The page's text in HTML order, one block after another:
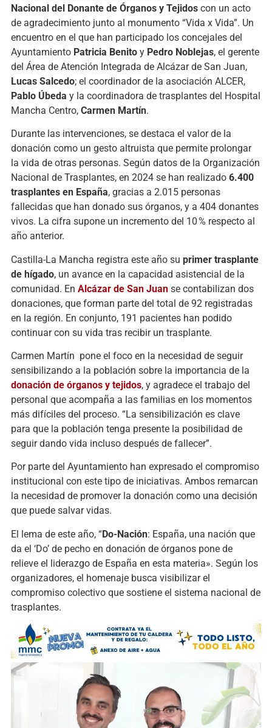
Nacional del Donante de Órganos y Tejidoscon un acto
de agradecimiento junto al monumento “Vida x Vida”. Un
encuentro en el que han participado los concejales del
Ayuntamiento Patricia Benitoy Pedro Noblejas, el gerente
del Área de Atención Integrada de Alcázar de San Juan,
Lucas Salcedo; el coordinador de la asociación ALCER,
Pablo Úbeda y la coordinadora de trasplantes del Hospital
Mancha Centro,Carmen Martín.
Durante las intervenciones, se destaca el valor de la
donación como un gesto altruista que permite prolongar
la vida de otras personas. Según datos de la Organización
Nacional de Trasplantes, en 2024 se han realizado 6.400
trasplantes en España, gracias a 2.015 personas
fallecidas que han donado sus órganos, y a 404 donantes
vivos. La cifra supone un incremento del 10 % respecto al
año anterior.
Castilla-La Mancha registra este año su primer trasplante
de hígado, un avance en la capacidad asistencial de la
comunidad. En Alcázar de San Juanse contabilizan dos
donaciones, que forman parte del total de 92 registradas
en la región. En conjunto, 191 pacientes han podido
continuar con su vida tras recibir un trasplante.
Carmen Martín pone el foco en la necesidad de seguir
sensibilizando a la población sobre la importancia de la
donación de órganos y tejidos, y agradece el trabajo del
personal que acompaña a las familias en los momentos
más difíciles del proceso. “La sensibilización es clave
para que la población tenga presente la posibilidad de
seguir dando vida incluso después de fallecer”.
Por parte del Ayuntamiento han expresado el compromiso
institucional con este tipo de iniciativas. Ambos remarcan
la necesidad de promover la donación como una decisión
que puede salvar vidas.
El lema de este año, “Do-Nación: España, una nación que
da el ‘Do’ de pecho en donación de órganos pone de
relieve el liderazgo de España en esta materia». Según los
organizadores, el homenaje busca visibilizar el
compromiso colectivo que sostiene el sistema nacional de
trasplantes.